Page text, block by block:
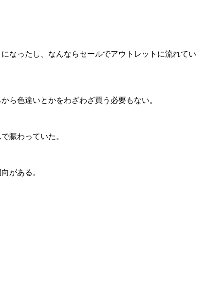
なったし、なんならセールでアウトレットに流れてい
ら色違いとかをわざわざ買う必要もない。
賑わっていた。
がある。